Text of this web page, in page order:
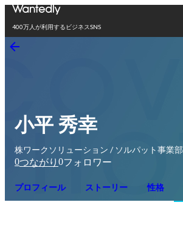
400万人が利用するビジネスSNS
小平 秀幸
株ワークソリューション / ソルパット事業部
0つながり 0フォロワー
プロフィール ストーリー 性格